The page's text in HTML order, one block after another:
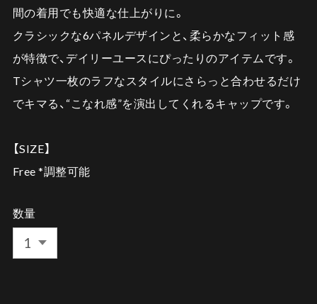
間の着用でも快適な仕上がりに。
クラシックな6パネルデザインと、柔らかなフィット感
が特徴で、デイリーユースにぴったりのアイテムです。
Tシャツ一枚のラフなスタイルにさらっと合わせるだけ
でキマる、“こなれ感”を演出してくれるキャップです。
【SIZE】
Free *調整可能
数量